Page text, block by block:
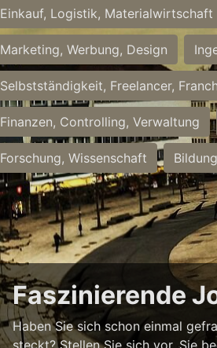
Einkauf, Logistik, Materialwirtschaft
Marketing, Werbung, Design
Selbstständigkeit, Freelancer,
Finanzen, Controlling, Verwaltung
Forschung, Wissenschaft
Faszinierende
Haben Sie sich schon einmal